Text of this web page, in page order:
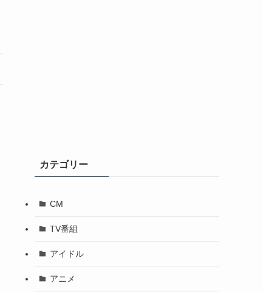
カテゴリー
CM
TV番組
アイドル
アニメ